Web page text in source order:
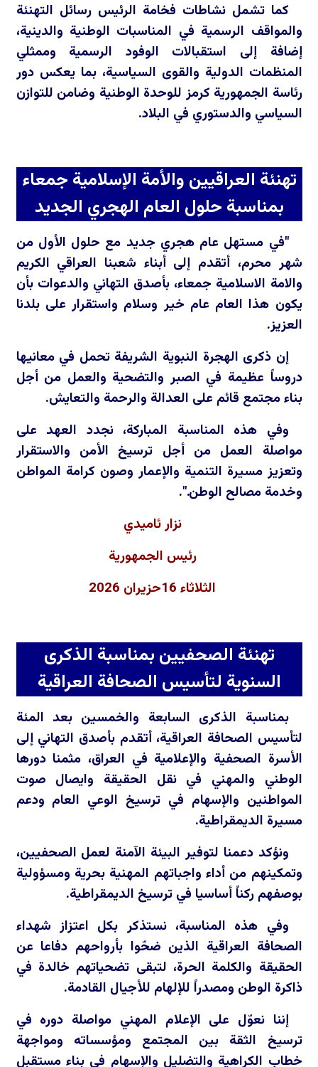
كما تشمل نشاطات فخامة الرئيس رسائل التهنئة
والمواقف الرسمية في المناسبات الوطنية والدينية،
إضافة إلى استقبالات الوفود الرسمية وممثلي
المنظمات الدولية والقوى السياسية، بما يعكس دور
رئاسة الجمهورية كرمز للوحدة الوطنية وضامن للتوازن
السياسي والدستوري في البلاد.
تهنئة العراقيين والأمة الإسلامية جمعاء
بمناسبة حلول العام الهجري الجديد
"في مستهل عام هجري جديد مع حلول الأول من
شهر محرم، أتقدم إلى أبناء شعبنا العراقي الكريم
والامة الاسلامية جمعاء، بأصدق التهاني والدعوات بأن
يكون هذا العام عام خير وسلام واستقرار على بلدنا
العزيز.
إن ذكرى الهجرة النبوية الشريفة تحمل في معانيها
دروساً عظيمة في الصبر والتضحية والعمل من أجل
بناء مجتمع قائم على العدالة والرحمة والتعايش.
وفي هذه المناسبة المباركة، نجدد العهد على
مواصلة العمل من أجل ترسيخ الأمن والاستقرار
وتعزيز مسيرة التنمية والإعمار وصون كرامة المواطن
وخدمة مصالح الوطن.".
نزار ئاميدي
رئيس الجمهورية
الثلاثاء 16حزيران 2026
تهنئة الصحفيين بمناسبة الذكرى
السنوية لتأسيس الصحافة العراقية
بمناسبة الذكرى السابعة والخمسين بعد المئة
لتأسيس الصحافة العراقية، أتقدم بأصدق التهاني إلى
الأسرة الصحفية والإعلامية في العراق، مثمنا دورها
الوطني والمهني في نقل الحقيقة وايصال صوت
المواطنين والإسهام في ترسيخ الوعي العام ودعم
مسيرة الديمقراطية.
ونؤكد دعمنا لتوفير البيئة الآمنة لعمل الصحفيين،
وتمكينهم من أداء واجباتهم المهنية بحرية ومسؤولية
بوصفهم ركناً أساسيا في ترسيخ الديمقراطية.
وفي هذه المناسبة، نستذكر بكل اعتزاز شهداء
الصحافة العراقية الذين ضحّوا بأرواحهم دفاعا عن
الحقيقة والكلمة الحرة، لتبقى تضحياتهم خالدة في
ذاكرة الوطن ومصدراً للإلهام للأجيال القادمة.
إننا نعوّل على الإعلام المهني مواصلة دوره في
ترسيخ الثقة بين المجتمع ومؤسساته ومواجهة
خطاب الكراهية والتضليل والإسهام في بناء مستقبل